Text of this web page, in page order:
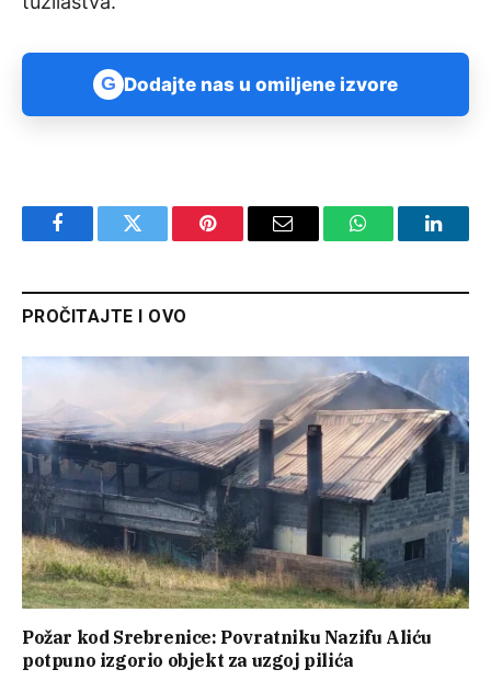
G Dodajte nas u omiljene izvore
FacebookTwitter Pinterest Email WhatsApp
PROČITAJTE I OVO
Požar kod Srebrenice: Povratniku Nazifu Aliću
potpuno izgorio objekt za uzgoj pilića